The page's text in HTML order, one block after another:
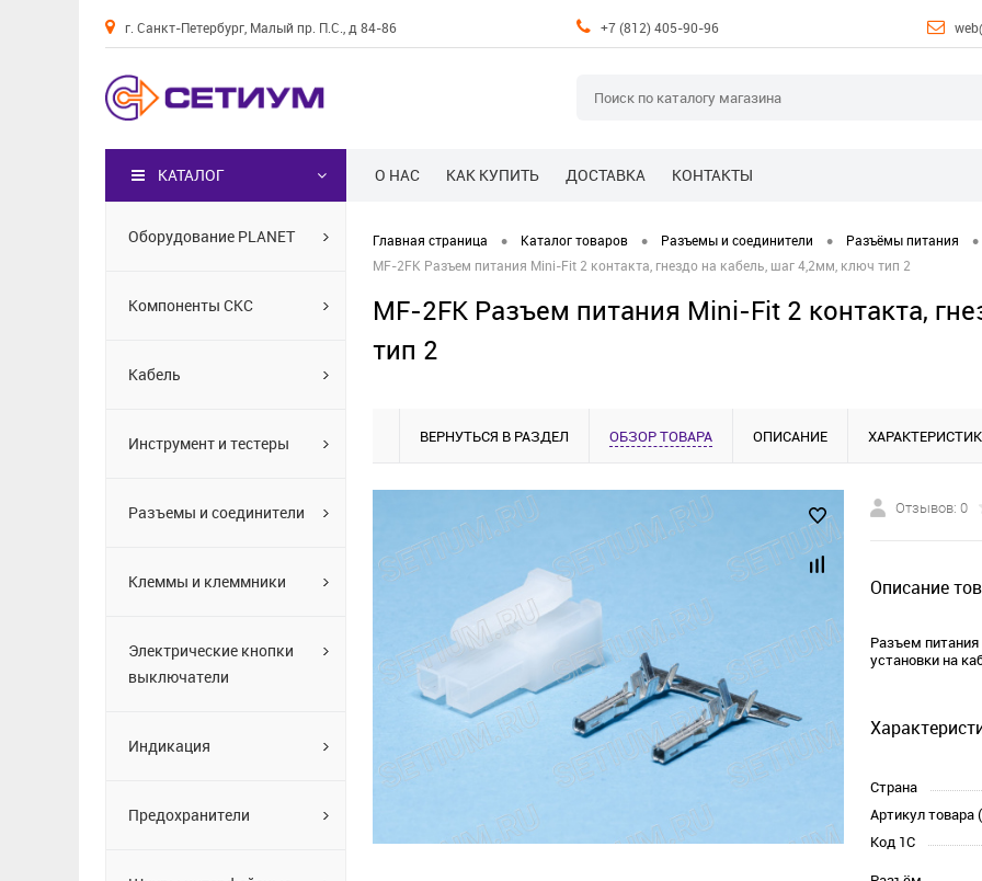
г. Санкт-Петербург, Малый пр. П.С., д 84-86 +7 (812) 405-90-96
О НАС КАК КУПИТЬ ДОСТАВКА КОНТАКТЫ
КАТАЛОГ
Оборудование PLANET
Компоненты СКС
Кабель
Инструмент и тестеры
Разъемы и соединители
Клеммы и клеммники
Электрические кнопки
выключатели
Индикация
Предохранители
Главная страница • Каталог товаров • Разъемы и соединители • Разъёмы питания •
MF-2FK Разъем питания Mini-Fit 2 контакта, гнездо на кабель, шаг 4,2мм, ключ тип 2
MF-2FK Разъем питания Mini-Fit 2 контакта,
тип 2
ВЕРНУТЬСЯ В РАЗДЕЛ ОБЗОР ТОВАРА ОПИСАНИЕ
Отзывов: 0
Описание
Разъем
установки на
Страна
Артикул товара
Код 1С